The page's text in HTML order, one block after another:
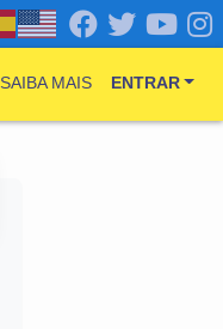
SAIBA MAIS ENTRAR